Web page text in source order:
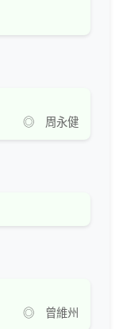
◎ 周永健
◎ 曾維州